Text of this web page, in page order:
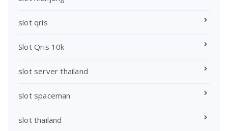
slot qris
Slot Qris 10k
slot server thailand
slot spaceman
slot thailand